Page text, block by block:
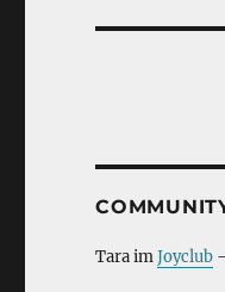
Tara imJoyclub